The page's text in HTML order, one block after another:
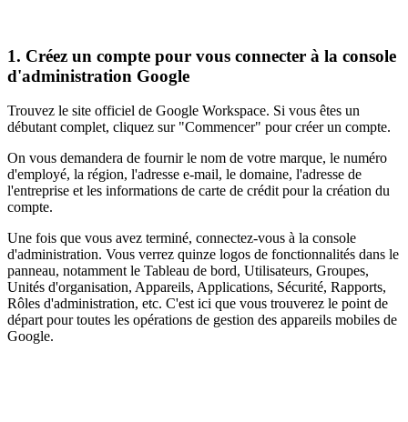
1. Créez un compte pour vous connecter à la console
d'administration Google
Trouvez le site officiel de Google Workspace. Si vous êtes un
débutant complet, cliquez sur "Commencer" pour créer un compte.
On vous demandera de fournir le nom de votre marque, le numéro
d'employé, la région, l'adresse e-mail, le domaine, l'adresse de
l'entreprise et les informations de carte de crédit pour la création du
compte.
Une fois que vous avez terminé, connectez-vous à la console
d'administration. Vous verrez quinze logos de fonctionnalités dans le
panneau, notamment le Tableau de bord, Utilisateurs, Groupes,
Unités d'organisation, Appareils, Applications, Sécurité, Rapports,
Rôles d'administration, etc. C'est ici que vous trouverez le point de
départ pour toutes les opérations de gestion des appareils mobiles de
Google.